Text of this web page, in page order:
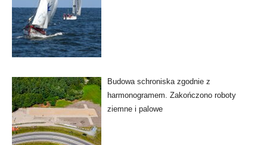
Budowa schroniska zgodnie z
harmonogramem. Zakończono roboty
ziemne i palowe